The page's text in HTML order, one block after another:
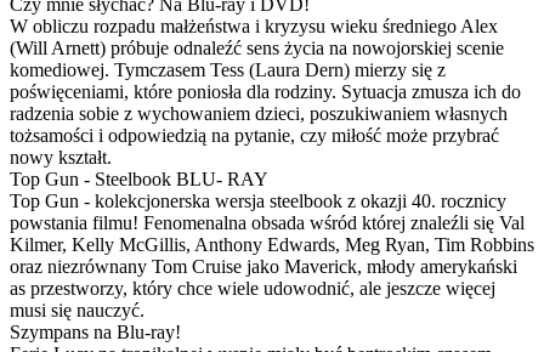
Czy mnie słychac? Na Blu-ray i DVD!
W obliczu rozpadu małżeństwa i kryzysu wieku średniego Alex
(Will Arnett) próbuje odnaleźć sens życia na nowojorskiej scenie
komediowej. Tymczasem Tess (Laura Dern) mierzy się z
poświęceniami, które poniosła dla rodziny. Sytuacja zmusza ich do
radzenia sobie z wychowaniem dzieci, poszukiwaniem własnych
tożsamości i odpowiedzią na pytanie, czy miłość może przybrać
nowy kształt.
Top Gun - Steelbook BLU- RAY
Top Gun - kolekcjonerska wersja steelbook z okazji 40. rocznicy
powstania filmu! Fenomenalna obsada wśród której znaleźli się Val
Kilmer, Kelly McGillis, Anthony Edwards, Meg Ryan, Tim Robbins
oraz niezrównany Tom Cruise jako Maverick, młody amerykański
as przestworzy, który chce wiele udowodnić, ale jeszcze więcej
musi się nauczyć.
Szympans na Blu-ray!